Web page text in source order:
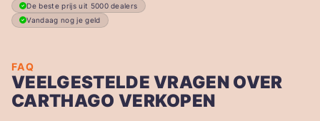
De beste prijs uit 5000 dealers
Vandaag nog je geld
FAQ
VEELGESTELDE VRAGEN OVER
CARTHAGO VERKOPEN